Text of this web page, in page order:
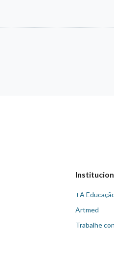
+A
Artmed
Trabalhe